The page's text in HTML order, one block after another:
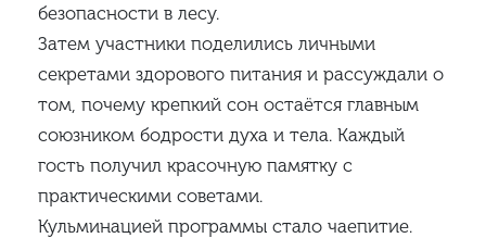
безопасности в лесу.
Затем участники поделились личными
секретами здорового питания и рассуждали о
том, почему крепкий сон остаётся главным
союзником бодрости духа и тела. Каждый
гость получил красочную памятку с
практическими советами.
Кульминацией программы стало чаепитие.